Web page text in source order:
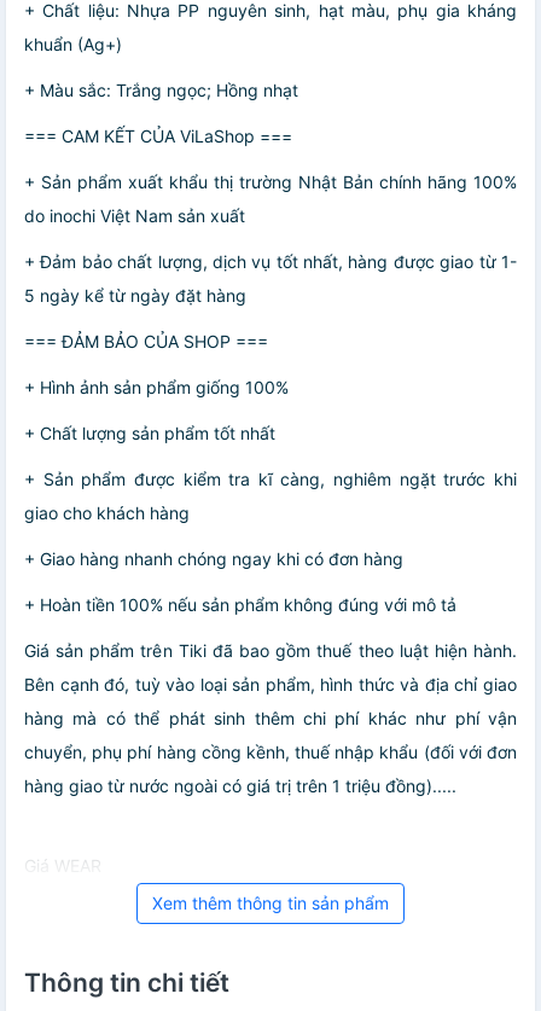
+ Chất liệu: Nhựa PP nguyên sinh, hạt màu, phụ gia kháng
khuẩn (Ag+)
+ Màu sắc: Trắng ngọc; Hồng nhạt
=== CAM KẾT CỦA ViLaShop ===
+ Sản phẩm xuất khẩu thị trường Nhật Bản chính hãng 100%
do inochi Việt Nam sản xuất
+ Đảm bảo chất lượng, dịch vụ tốt nhất, hàng được giao từ 1-
5 ngày kể từ ngày đặt hàng
=== ĐẢM BẢO CỦA SHOP ===
+ Hình ảnh sản phẩm giống 100%
+ Chất lượng sản phẩm tốt nhất
+ Sản phẩm được kiểm tra kĩ càng, nghiêm ngặt trước khi
giao cho khách hàng
+ Giao hàng nhanh chóng ngay khi có đơn hàng
+ Hoàn tiền 100% nếu sản phẩm không đúng với mô tả
Giá sản phẩm trên Tiki đã bao gồm thuế theo luật hiện hành.
Bên cạnh đó, tuỳ vào loại sản phẩm, hình thức và địa chỉ giao
hàng mà có thể phát sinh thêm chi phí khác như phí vận
chuyển, phụ phí hàng cồng kềnh, thuế nhập khẩu (đối với đơn
hàng giao từ nước ngoài có giá trị trên 1 triệu đồng).....
Giá WEAR
Xem thêm thông tin sản phẩm
Thông tin chi tiết